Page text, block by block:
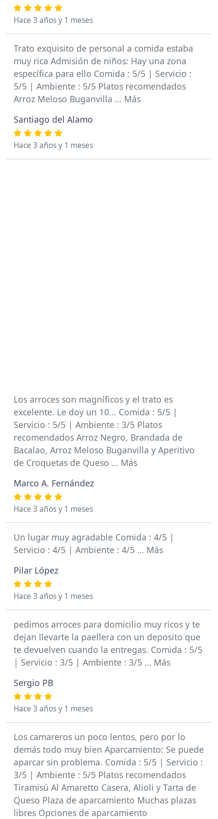
Hace 3 años y 1 meses
Trato exquisito de personal a comida estaba
muy rica Admisión de niños: Hay una zona
específica para ello Comida : 5/5 | Servicio :
5/5 | Ambiente : 5/5 Platos recomendados
Arroz Meloso Buganvilla … Más
Santiago del Alamo
Hace 3 años y 1 meses
Los arroces son magníficos y el trato es
excelente. Le doy un 10... Comida : 5/5 |
Servicio : 5/5 | Ambiente : 3/5 Platos
recomendados Arroz Negro, Brandada de
Bacalao, Arroz Meloso Buganvilla y Aperitivo
de Croquetas de Queso … Más
Marco A. Fernández
Hace 3 años y 1 meses
Un lugar muy agradable Comida : 4/5 |
Servicio : 4/5 | Ambiente : 4/5 … Más
Pilar López
Hace 3 años y 1 meses
pedimos arroces para domicilio muy ricos y te
dejan llevarte la paellera con un deposito que
te devuelven cuando la entregas. Comida : 5/5
| Servicio : 3/5 | Ambiente : 3/5 … Más
Sergio PB
Hace 3 años y 1 meses
Los camareros un poco lentos, pero por lo
demás todo muy bien Aparcamiento: Se puede
aparcar sin problema. Comida : 5/5 | Servicio :
3/5 | Ambiente : 5/5 Platos recomendados
Tiramisú Al Amaretto Casera, Alioli y Tarta de
Queso Plaza de aparcamiento Muchas plazas
libres Opciones de aparcamiento